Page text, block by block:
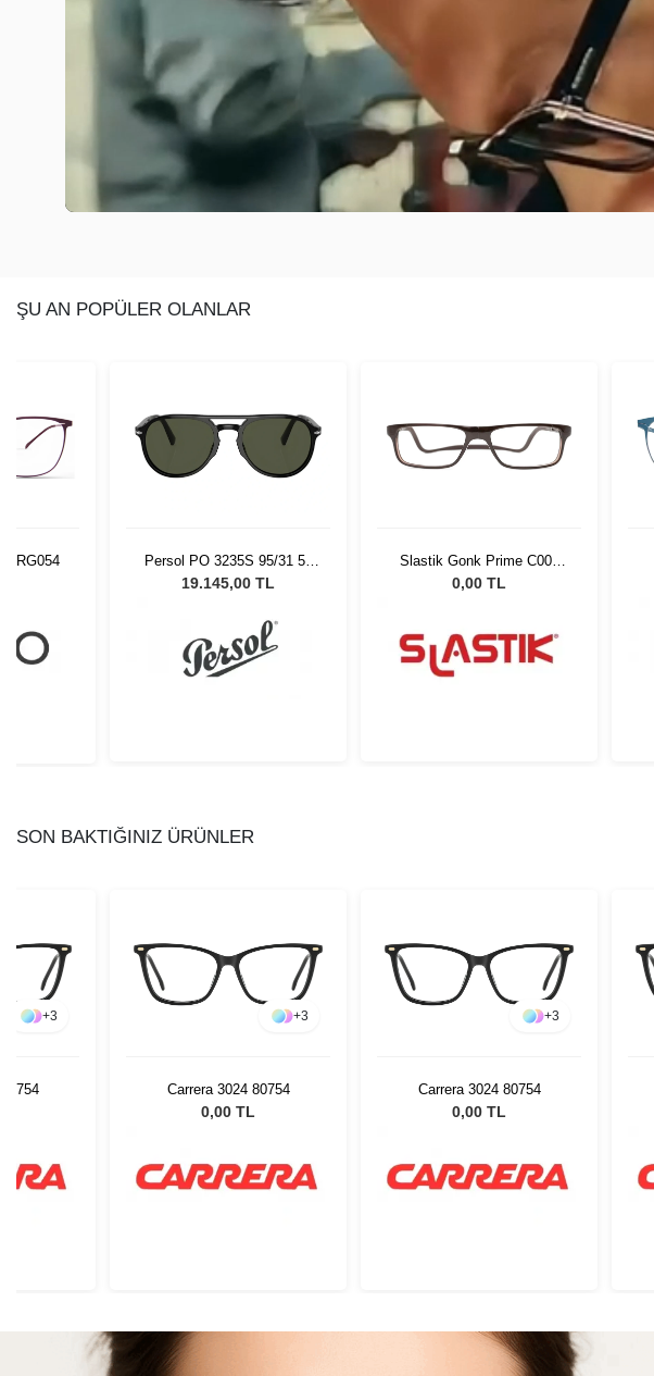
ŞU AN POPÜLER OLANLAR
Persol PO 3235S 95/31 55
Unisex Güneş Gözlüğü
19.145,00 TL
Slastik Gonk Prime C007
Opt
0,00 TL
SON BAKTIĞINIZ ÜRÜNLER
+3 +3
Carrera 3024 80754
0,00 TL
+3
Carrera 3024 80754
0,00 TL